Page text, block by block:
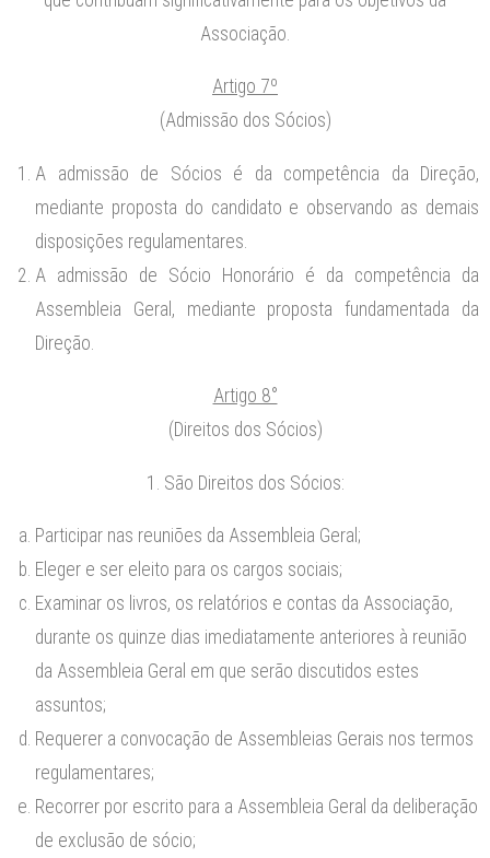
Associação.
Artigo 7º
(Admissão dos Sócios)
A admissão de Sócios é da competência da Direção,
mediante proposta do candidato e observando as demais
disposições regulamentares.
A admissão de Sócio Honorário é da competência da
Assembleia Geral, mediante proposta fundamentada da
Direção.
Artigo 8°
(Direitos dos Sócios)
1. São Direitos dos Sócios:
Participar nas reuniões da Assembleia Geral;
Eleger e ser eleito para os cargos sociais;
Examinar os livros, os relatórios e contas da Associação,
durante os quinze dias imediatamente anteriores à reunião
da Assembleia Geral em que serão discutidos estes
assuntos;
Requerer a convocação de Assembleias Gerais nos termos
regulamentares;
Recorrer por escrito para a Assembleia Geral da deliberação
de exclusão de sócio;